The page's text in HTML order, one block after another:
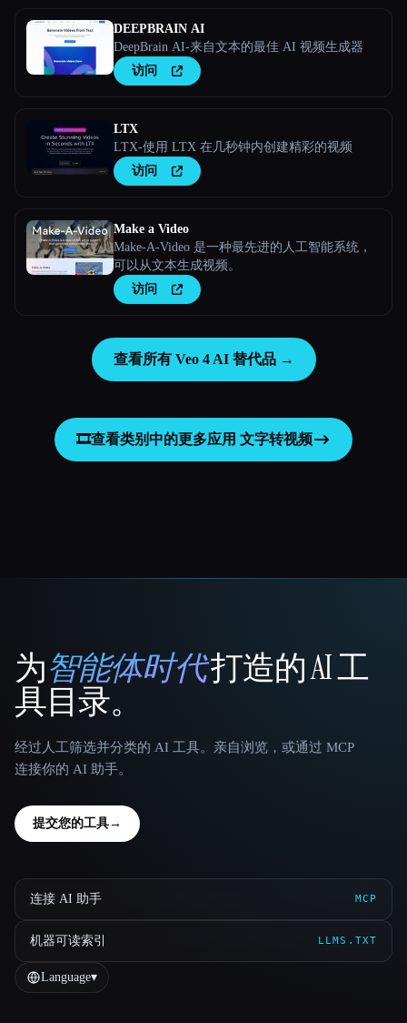
DEEPBRAIN AI
DeepBrain AI-来自文本的最佳 AI 视频生成器
访问
LTX
LTX-使用 LTX 在几秒钟内创建精彩的视频
访问
Make a Video
Make-A-Video 是一种最先进的人工智能系统，
可以从文本生成视频。
访问
查看所有 Veo 4 AI 替代品 →
🎞️查看类别中的更多应用 文字转视频
That AI Collection
为智能体时代打造的 AI 工
具目录。
经过人工筛选并分类的 AI 工具。亲自浏览，或通过 MCP
连接你的 AI 助手。
提交您的工具→
连接 AI 助手 MCP
机器可读索引 LLMS.TXT
Language▾